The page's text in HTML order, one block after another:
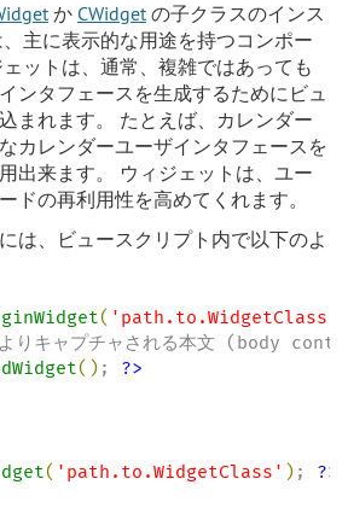
か CWidget の子クラスのインス
主に表示的な用途を持つコンポー
ットは、通常、複雑ではあっても
ンタフェースを生成するためにビュ
まれます。 たとえば、カレンダー
カレンダーユーザインタフェースを
出来ます。 ウィジェットは、ユー
ドの再利用性を高めてくれます。
は、ビュースクリプト内で以下のよ
( ' path.to.WidgetClass
( ) ; ?>
( ' path.to.WidgetClass ' ) ; ?>